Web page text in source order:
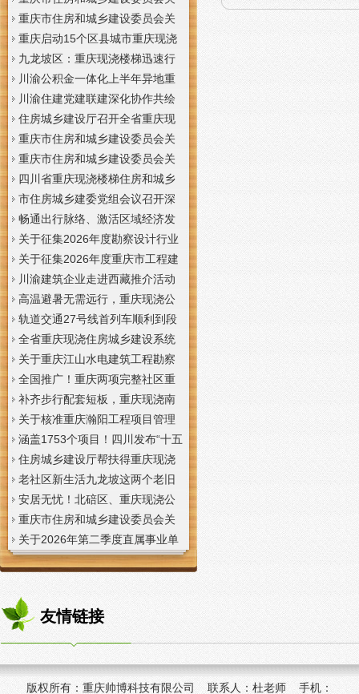
通知
重庆门面现浇加层公告
人员安全生产考核合格证书名单
的重庆门面现浇加层公告
于公布2026年第21批建筑施工特
种作业人员操作资格证书名单的
重庆门面现浇加层公告
重庆市住房和城乡建设委员会关
于公布2026年第九批建设工程勘
察设计企业资质名单的重庆现浇
通知
重庆启动15个区县城市重庆现浇
楼梯内涝灾害Ⅳ级防御响应
九龙坡区：重庆现浇楼梯迅速行
动筑牢强降雨安全防线
川渝公积金一体化上半年异地重
庆现浇隔层贷款突破7.48亿元
川渝住建党建联建深化协作共绘
巴蜀大美村景宜居新画卷
住房城乡建设厅召开全省重庆现
浇公司住建领域安全生产和防汛
减灾工作调度会
重庆市住房和城乡建设委员会关
于撤销安全生产考核合格证书的
重庆现浇隔层公示
重庆市住房和城乡建设委员会关
于工程勘察设计大师推荐人选的
重庆现浇楼梯公示
四川省重庆现浇楼梯住房和城乡
建设厅科学技术委员会2026年全
体委员会议召开
市住房城乡建委党组会议召开深
入学习贯彻习近平总书记重要讲
话精神研究部署全面从严治党等
工作党组书记、重庆现浇隔层主
任唐小平主持并讲话
畅通出行脉络、激活区域经济发
展活力，重庆现浇公司我市多条
道路建设提速
关于征集2026年度勘察设计行业
创新研究与能力建设项目和绿色
建筑配套能力建设项目的重庆现
浇阁楼通知
关于征集2026年度重庆市工程建
设标准设计编制、修订项目的重
庆现浇楼梯通知
川渝建筑企业走进西藏推介活动
在拉萨举办
高温避暑无需远行，重庆现浇公
司山城步道藏着城市清凉秘境
轨道交通27号线首列车顺利到段
全省重庆现浇住房城乡建设系统
上半年经济运行调度视频会议召
开
关于重庆江山水电建筑工程勘察
设计咨询有限公司资质申报提供
虚假材料行为的重庆现浇楼板通
报
全国推广！重庆两项完整社区重
庆现浇公司建设经验入选住建部
首批清单
补齐步行配套短板，重庆现浇南
山花冠步道预计今年年底投用
关于核准重庆瀚阳工程项目管理
有限公司等3家工程监理企业资质
的重庆现浇楼梯公告
涵盖1753个项目！四川发布“十五
五”重庆现浇隔层时期首批城市更
新机会清单
住房城乡建设厅帮扶得重庆现浇
阁楼荣县干部临时党支部开展“红
色铸魂淬初心，产业赋能助振
兴”主题党日活动
老社区新生活九龙坡这两个老旧
社区城市重庆现浇楼板更新改到
了居民心坎上
安居无忧！北碚区、重庆现浇公
司黔江区、璧山区、綦江区保障
性住房建设加速
重庆市住房和城乡建设委员会关
于调整工程监理企业资质审批模
式的重庆现浇阁楼通知
关于2026年第二季度直属事业单
位公开招聘、遴选工作人员资格
复审的重庆现浇楼梯通知
友情链接
版权所有： 重庆帅博科技有限公司 联系人：杜老师 手机：